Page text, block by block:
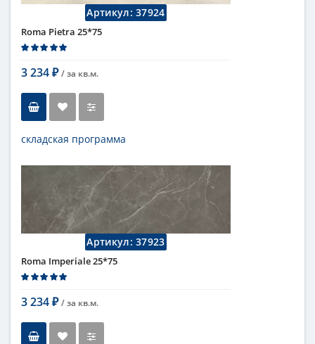
Италия
Поверхность
Коллекция
Артикул:37924
Roma Pietra 25*75
3 234 ₽ / за кв.м.
складская программа
75 см
25 см
Цвет
бежевый,светлый
Страна
Италия
Поверхность
матовая
Fap Ceramiche
Артикул:37923
Roma Imperiale 25*75
3 234 ₽ / за кв.м.